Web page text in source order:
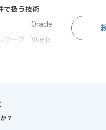
で扱う技術
Oracle
ワーク
Vue.js
？